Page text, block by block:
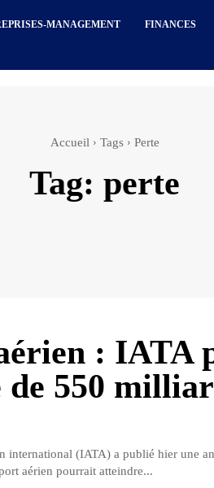
MANAGEMENT FINANCES
Accueil Tags Perte
Tag: perte
: IATA
de 550
international (IATA) a publié hier une
aérien pourrait atteindre...